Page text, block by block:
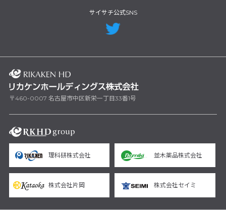
サイサチ公式SNS
〒460-0007 名古屋市中区新栄一丁目33番1号
理科研株式会社 並木薬品株式会社
株式会社片岡 株式会社セイミ